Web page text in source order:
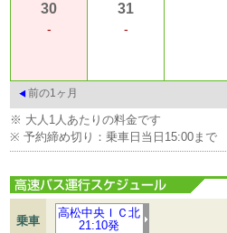
30
-
31
-
前の1ヶ月
※ 大人1人あたりの料金です
※ 予約締め切り：乗車日当日15:00まで
乗車
高松中央ＩＣ北
21:10発